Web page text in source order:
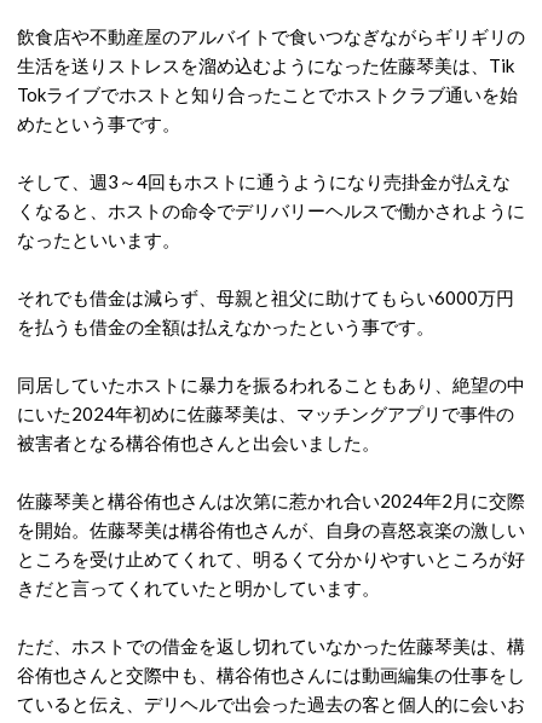
飲食店や不動産屋のアルバイトで食いつなぎながらギリギリの
生活を送りストレスを溜め込むようになった佐藤琴美は、Tik
Tokライブでホストと知り合ったことでホストクラブ通いを始
めたという事です。
そして、週3～4回もホストに通うようになり売掛金が払えな
くなると、ホストの命令でデリバリーヘルスで働かされように
なったといいます。
それでも借金は減らず、母親と祖父に助けてもらい6000万円
を払うも借金の全額は払えなかったという事です。
同居していたホストに暴力を振るわれることもあり、絶望の中
にいた2024年初めに佐藤琴美は、マッチングアプリで事件の
被害者となる構谷侑也さんと出会いました。
佐藤琴美と構谷侑也さんは次第に惹かれ合い2024年2月に交際
を開始。佐藤琴美は構谷侑也さんが、自身の喜怒哀楽の激しい
ところを受け止めてくれて、明るくて分かりやすいところが好
きだと言ってくれていたと明かしています。
ただ、ホストでの借金を返し切れていなかった佐藤琴美は、構
谷侑也さんと交際中も、構谷侑也さんには動画編集の仕事をし
ていると伝え、デリヘルで出会った過去の客と個人的に会いお